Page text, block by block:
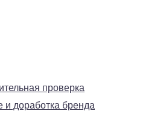
проверка
и доработка бренда